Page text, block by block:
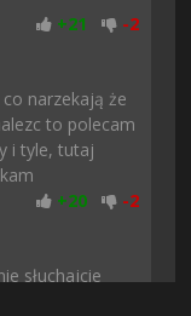
+21 -2
narzekają że
to polecam
i tyle, tutaj
+20 -2
słuchajcie